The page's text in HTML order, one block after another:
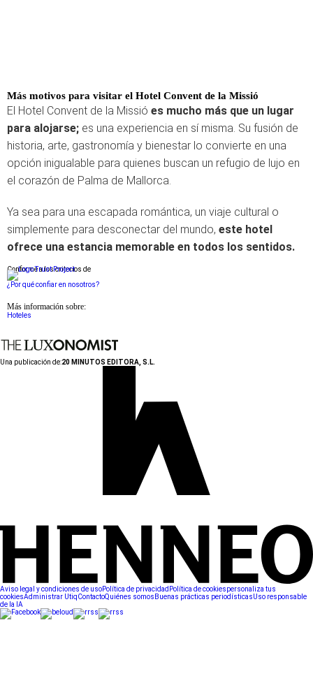
Más motivos para visitar el Hotel Convent de la Missió
El Hotel Convent de la Missió es mucho más que un lugar
para alojarse; es una experiencia en sí misma. Su fusión de
historia, arte, gastronomía y bienestar lo convierte en una
opción inigualable para quienes buscan un refugio de lujo en
el corazón de Palma de Mallorca.
Ya sea para una escapada romántica, un viaje cultural o
simplemente para desconectar del mundo, este hotel
ofrece una estancia memorable en todos los sentidos.
Conforme a los criterios de
¿Por qué confiar en nosotros?
Más información sobre:
Hoteles
Una publicación de:20 MINUTOS EDITORA, S.L.
Aviso legal y condiciones de usoPolítica de privacidad Política de cookiespersonaliza tus
cookiesAdministrar UtiqContactoQuiénes somos Buenas prácticas periodísticasUso responsable
de la IA